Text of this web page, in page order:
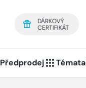
DÁRKOVÝ
CERTIFIKÁT
Předprodej Témata